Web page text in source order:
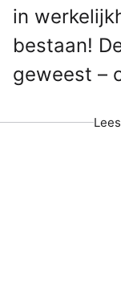
in
bestaan!
geweest –